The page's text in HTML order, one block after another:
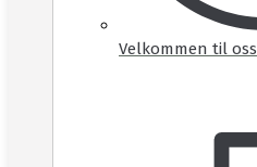
Velkommen til oss